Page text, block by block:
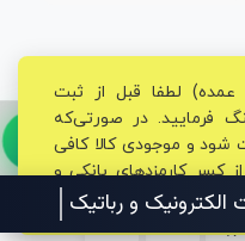
الکترونیک محفوظ می‌باشد.
عمده) لطفا قبل از ثبت
فرمایید. در صورتی‌که
و موجودی کالا کافی
کسر کارمزدهای بانکی و
داده خواهد شد.